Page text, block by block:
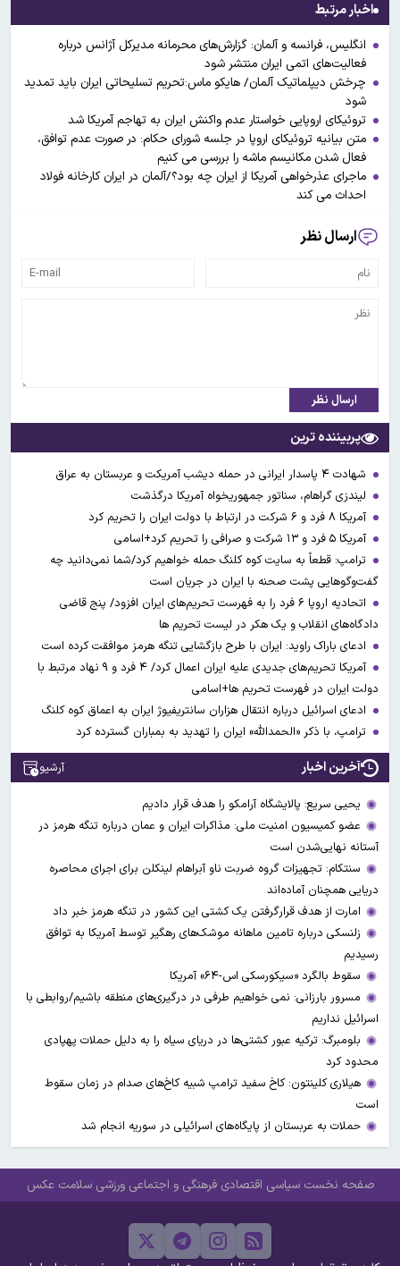
اخبار مرتبط
انگلیس، فرانسه و آلمان: گزارش‌های محرمانه مدیرکل آژانس درباره
فعالیت‌های اتمی ایران منتشر شود
چرخش دیپلماتیک آلمان/ هایکو ماس:تحریم تسلیحاتی ایران باید تمدید
شود
تروئیکای اروپایی خواستار عدم واکنش ایران به تهاجم آمریکا شد
متن بیانیه تروئیکای اروپا در جلسه شورای حکام: در صورت عدم توافق،
فعال شدن مکانیسم ماشه را بررسی می کنیم
ماجرای عذرخواهی آمریکا از ایران چه بود؟/آلمان در ایران کارخانه فولاد
احداث می کند
ارسال نظر
ارسال نظر
پربیننده ترین
شهادت ۴ پاسدار ایرانی در حمله دیشب آمریکت و عربستان به عراق
لیندزی گراهام، سناتور جمهوریخواه آمریکا درگذشت
آمریکا ۸ فرد و ۶ شرکت در ارتباط با دولت ایران را تحریم کرد
آمریکا ۵ فرد و ۱۳ شرکت و صرافی را تحریم کرد+اسامی
ترامپ: قطعاً به سایت کوه کلنگ حمله خواهیم کرد/شما نمی‌دانید چه
گفت‌وگوهایی پشت صحنه با ایران در جریان است
اتحادیه اروپا ۶ فرد را به فهرست تحریم‌های ایران افزود/ پنج قاضی
دادگاه‌های انقلاب و یک هکر در لیست تحریم ها
ادعای باراک راوید: ایران با طرح بازگشایی تنگه هرمز موافقت کرده است
آمریکا تحریم‌های جدیدی علیه ایران اعمال کرد/ ۴ فرد و ۹ نهاد مرتبط با
دولت ایران در فهرست تحریم ها+اسامی
ادعای اسرائیل درباره انتقال هزاران سانتریفیوژ ایران به اعماق کوه کلنگ
ترامپ، با ذکر «الحمدالله» ایران را تهدید به بمباران گسترده کرد
آخرین اخبار آرشیو
یحیی سریع: پالایشگاه آرامکو را هدف قرار دادیم
عضو کمیسیون امنیت ملی: مذاکرات ایران و عمان درباره تنگه هرمز در
آستانه نهایی‌شدن است
سنتکام: تجهیزات گروه ضربت ناو آبراهام لینکلن برای اجرای محاصره
دریایی همچنان آماده‌اند
امارت از هدف قرارگرفتن یک کشتی این کشور در تنگه هرمز خبر داد
زلنسکی درباره تامین ماهانه موشک‌های رهگیر توسط آمریکا به توافق
رسیدیم
سقوط بالگرد «سیکورسکی اس-۶۴» آمریکا
مسرور بارزانی: نمی خواهیم طرفی در درگیری‌های منطقه باشیم/روابطی با
اسرائیل نداریم
بلومبرگ: ترکیه عبور کشتی‌ها در دریای سیاه را به دلیل حملات پهپادی
محدود کرد
هیلاری کلینتون: کاخ سفید ترامپ شبیه کاخ‌های صدام در زمان سقوط
است
حملات به عربستان از پایگاه‌های اسرائیلی در سوریه انجام شد
صفحه نخست سیاسی اقتصادی فرهنگی و اجتماعی ورزشی سلامت عکس